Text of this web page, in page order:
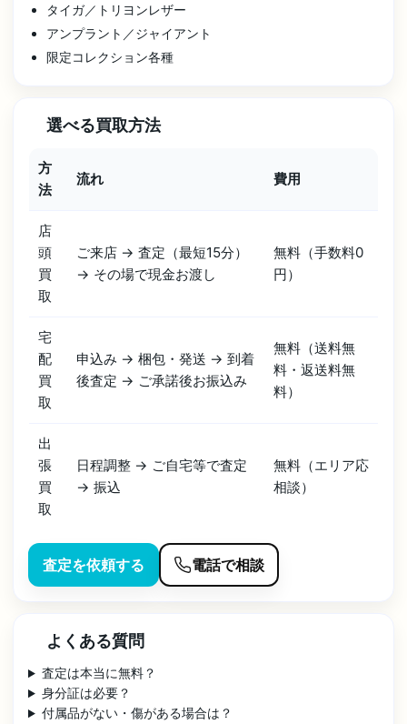
タイガ／トリヨンレザー
アンプラント／ジャイアント
限定コレクション各種
選べる買取方法
方
法
流れ 費用
店
頭
買
取
ご来店 → 査定（最短15分）
→ その場で現金お渡し
無料（手数料0
円）
宅
配
買
取
申込み → 梱包・発送 → 到着
後査定 → ご承諾後お振込み
無料（送料無
料・返送料無
料）
出
張
買
取
日程調整 → ご自宅等で査定
→ 振込
無料（エリア応
相談）
査定を依頼する 電話で相談
よくある質問
査定は本当に無料？
身分証は必要？
付属品がない・傷がある場合は？